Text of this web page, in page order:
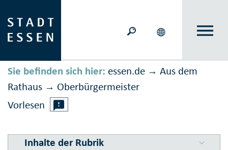
Sie befinden sich hier: essen.de → Aus dem
Rathaus → Ober­bürger­meister
Vorlesen
Inhalte der Rubrik